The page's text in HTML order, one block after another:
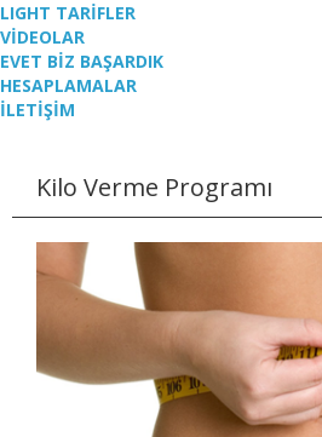
LIGHT TARİFLER
VİDEOLAR
EVET BİZ BAŞARDIK
HESAPLAMALAR
İLETİŞİM
Kilo Verme Programı